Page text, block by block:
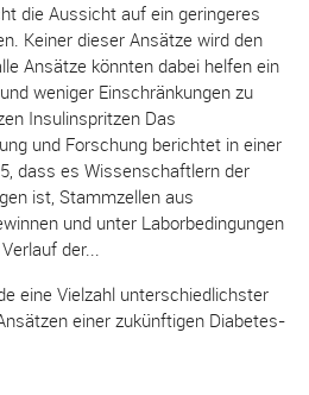
die Aussicht auf ein geringeres
Keiner dieser Ansätze wird den
Ansätze könnten dabei helfen ein
weniger Einschränkungen zu
Insulinspritzen Das
und Forschung berichtet in einer
dass es Wissenschaftlern der
ist, Stammzellen aus
und unter Laborbedingungen
der...
eine Vielzahl unterschiedlichster
einer zukünftigen Diabetes-